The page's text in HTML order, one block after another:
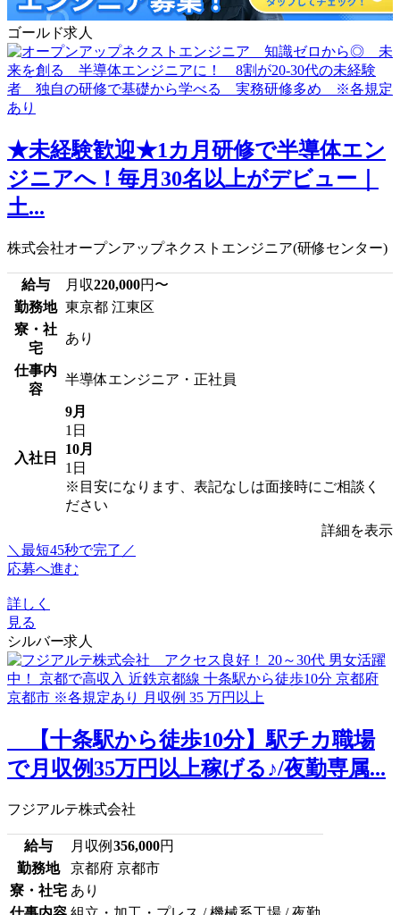
ゴールド求人
★未経験歓迎★1カ月研修で半導体エン
ジニアへ！毎月30名以上がデビュー｜
土...
株式会社オープンアップネクストエンジニア(研修センター)
給与 月収220,000円〜
勤務地 東京都 江東区
寮・社
宅
あり
仕事内
容
半導体エンジニア・正社員
入社日
9月
1日
10月
1日
※目安になります、表記なしは面接時にご相談く
ださい
詳細を表示
＼最短45秒で完了／
応募へ進む
詳しく
見る
シルバー求人
【十条駅から徒歩10分】駅チカ職場
で月収例35万円以上稼げる♪/夜勤専属...
フジアルテ株式会社
給与 月収例 356,000円
勤務地
京都府 京都市
寮・社宅 あり